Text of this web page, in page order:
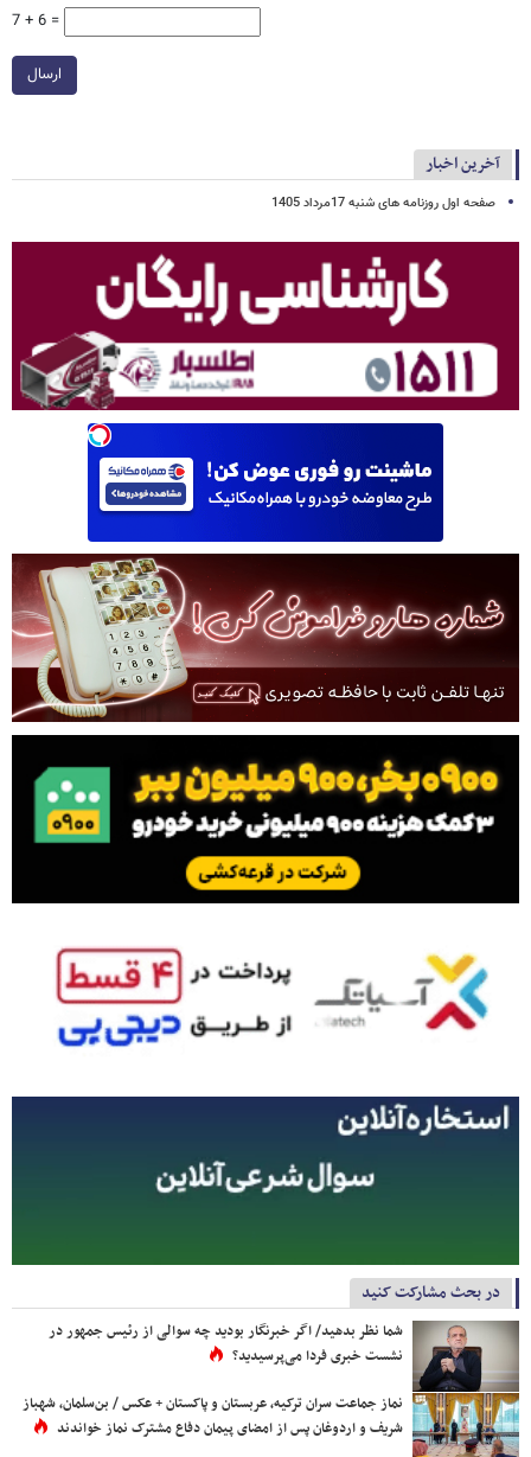
7 + 6 =
ارسال
آخرین اخبار
صفحه اول روزنامه های شنبه 17مرداد 1405
در بحث مشارکت کنید
شما نظر بدهید/ اگر خبرنگار بودید چه سوالی از رئیس جمهور در
نشست خبری فردا می‌پرسیدید؟
نماز جماعت سران ترکیه، عربستان و پاکستان + عکس / بن‌سلمان، شهباز
شریف و اردوغان پس از امضای پیمان دفاع مشترک نماز خواندند